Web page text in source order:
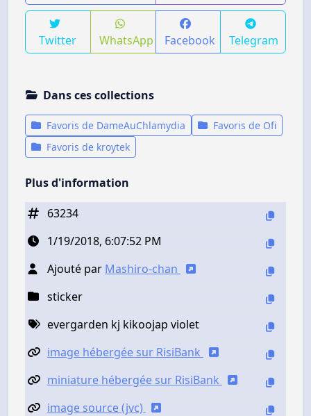
Twitter WhatsApp Facebook Telegram
Dans ces collections
Favoris de DameAuChlamydia
Favoris de Ofi
Favoris de kroytek
Plus d'information
63234
1/19/2018, 6:07:52 PM
Ajouté par Mashiro-chan
sticker
evergarden kj kikoojap violet
image hébergée sur RisiBank
miniature hébergée sur RisiBank
image source (jvc)